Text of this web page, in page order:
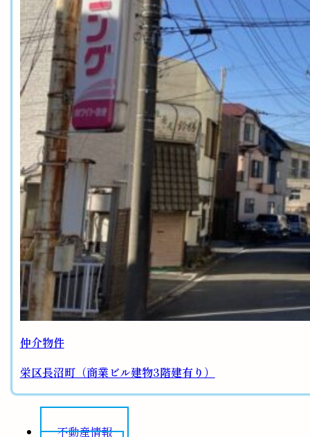
仲介物件
栄区長沼町（商業ビル建物3階建有り）
不動産情報